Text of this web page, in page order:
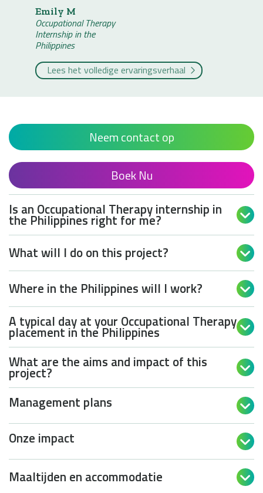
Emily M
Occupational Therapy
Internship in the
Philippines
Lees het volledige ervaringsverhaal
Neem contact op
Boek Nu
Is an Occupational Therapy internship in
the Philippines right for me? 
What will I do on this project? 
Where in the Philippines will I work? 
A typical day at your Occupational Therapy
placement in the Philippines 
What are the aims and impact of this
project? 
Management plans 
Onze impact 
Maaltijden en accommodatie 